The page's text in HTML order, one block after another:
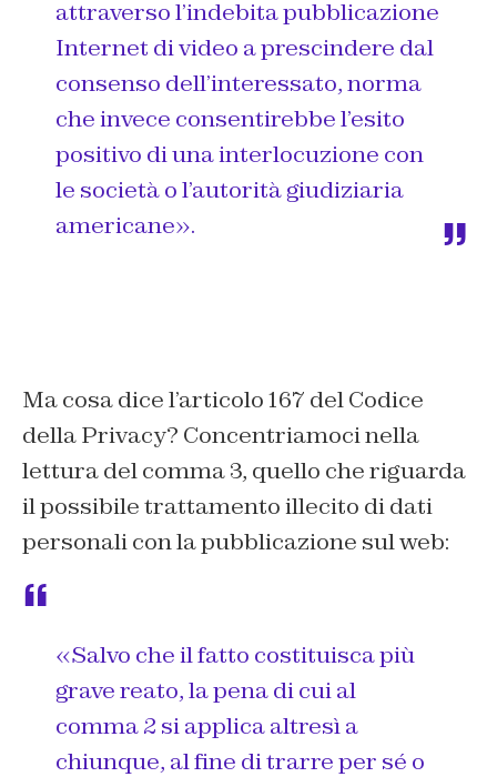
attraverso l’indebita pubblicazione
Internet di video a prescindere dal
consenso dell’interessato, norma
che invece consentirebbe l’esito
positivo di una interlocuzione con
le società o l’autorità giudiziaria
americane».
Ma cosa dice l’articolo 167 del Codice
della Privacy? Concentriamoci nella
lettura del comma 3, quello che riguarda
il possibile trattamento illecito di dati
personali con la pubblicazione sul web:
«Salvo che il fatto costituisca più
grave reato, la pena di cui al
comma 2 si applica altresì a
chiunque, al fine di trarre per sé o